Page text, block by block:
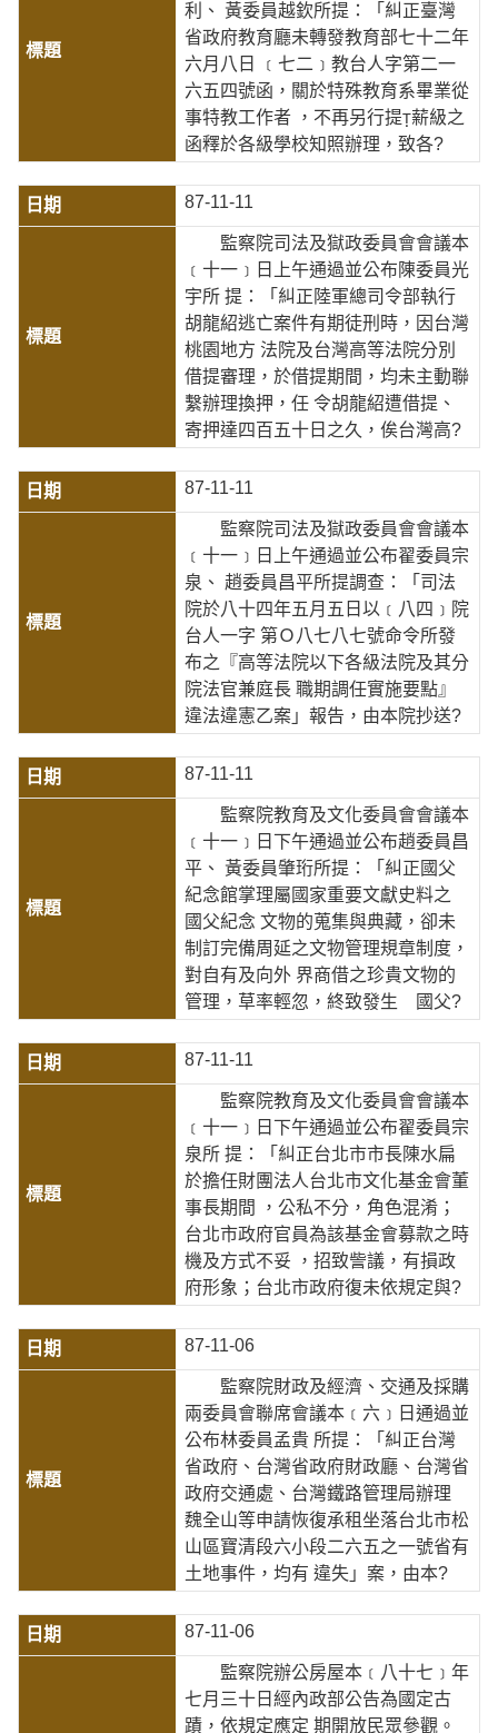
利、 黃委員越欽所提：「糾正臺灣
省政府教育廳未轉發教育部七十二年
六月八日 ﹝七二﹞教台人字第二一
六五四號函，關於特殊教育系畢業從
事特教工作者 ，不再另行提薪級之
函釋於各級學校知照辦理，致各?
87-11-11
監察院司法及獄政委員會會議本
﹝十一﹞日上午通過並公布陳委員光
宇所 提：「糾正陸軍總司令部執行
胡龍紹逃亡案件有期徒刑時，因台灣
桃園地方 法院及台灣高等法院分別
借提審理，於借提期間，均未主動聯
繫辦理換押，任 令胡龍紹遭借提、
寄押達四百五十日之久，俟台灣高?
87-11-11
監察院司法及獄政委員會會議本
﹝十一﹞日上午通過並公布翟委員宗
泉、 趙委員昌平所提調查：「司法
院於八十四年五月五日以﹝八四﹞院
台人一字 第Ｏ八七八七號命令所發
布之『高等法院以下各級法院及其分
院法官兼庭長 職期調任實施要點』
違法違憲乙案」報告，由本院抄送?
87-11-11
監察院教育及文化委員會會議本
﹝十一﹞日下午通過並公布趙委員昌
平、 黃委員肇珩所提：「糾正國父
紀念館掌理屬國家重要文獻史料之
國父紀念 文物的蒐集與典藏，卻未
制訂完備周延之文物管理規章制度，
對自有及向外 界商借之珍貴文物的
管理，草率輕忽，終致發生 國父?
87-11-11
監察院教育及文化委員會會議本
﹝十一﹞日下午通過並公布翟委員宗
泉所 提：「糾正台北市市長陳水扁
於擔任財團法人台北市文化基金會董
事長期間 ，公私不分，角色混淆；
台北市政府官員為該基金會募款之時
機及方式不妥 ，招致訾議，有損政
府形象；台北市政府復未依規定與?
87-11-06
監察院財政及經濟、交通及採購
兩委員會聯席會議本﹝六﹞日通過並
公布林委員孟貴 所提：「糾正台灣
省政府、台灣省政府財政廳、台灣省
政府交通處、台灣鐵路管理局辦理
魏全山等申請恢復承租坐落台北市松
山區寶清段六小段二六五之一號省有
土地事件，均有 違失」案，由本?
87-11-06
監察院辦公房屋本﹝八十七﹞年
七月三十日經內政部公告為國定古
蹟，依規定應定 期開放民眾參觀。